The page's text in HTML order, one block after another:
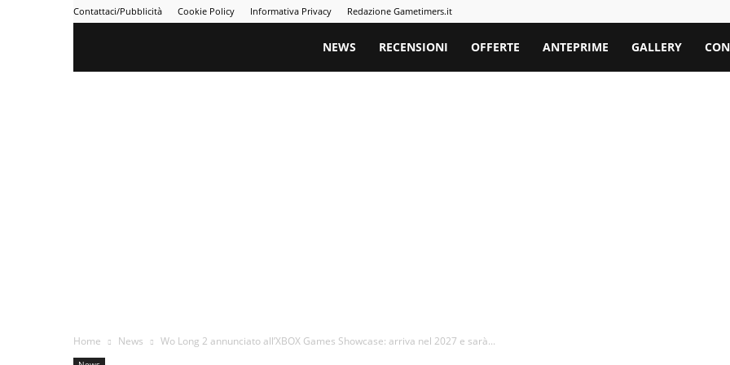
Contattaci/Pubblicità Cookie Policy Informativa Privacy Redazione Gametimers.it
Gametimers
NEWS RECENSIONI OFFERTE ANTEPRIME GALLERY
Home News Wo Long 2 annunciato all’XBOX Games Showcase: arriva nel 2027 e sarà...